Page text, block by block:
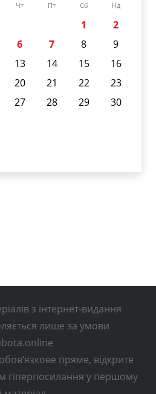
Чт Пт Сб Нд
1
2
6 7 8
9
13 14 15
16
20 21 22
23
27 28 29
30
з інтернет-видання
лише за умови
пряме, відкрите
гіперпосилання у першому